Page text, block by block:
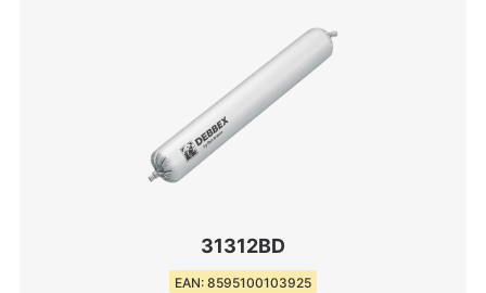
31312BD
EAN: 8595100103925